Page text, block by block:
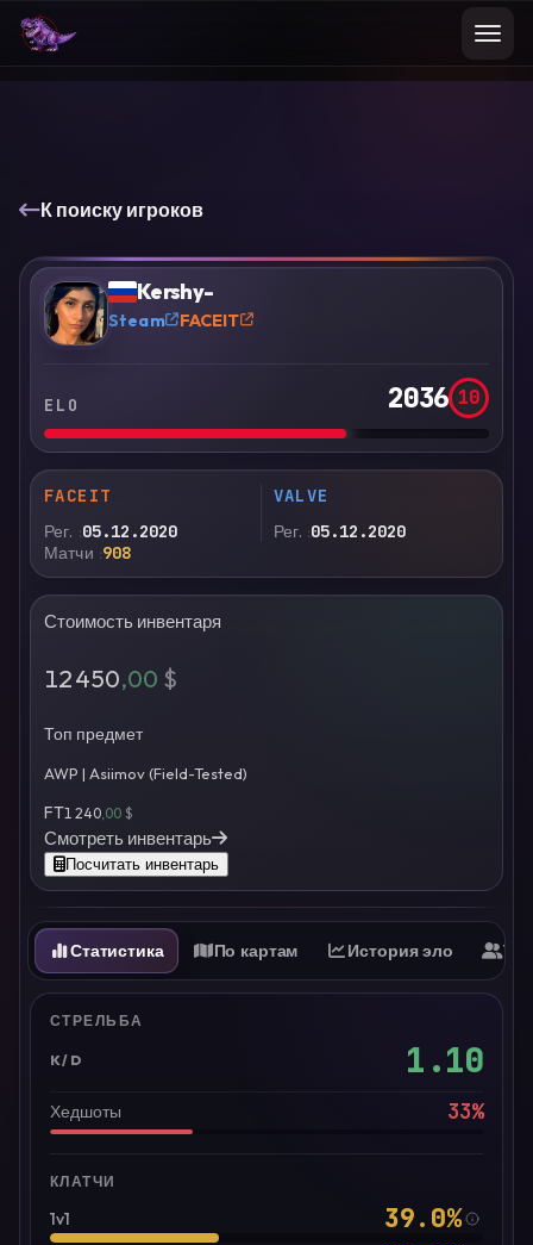
К поиску игроков
? Kershy-
Steam FACEIT
ELO 2036 10
FACEIT
Рег. 05.12.2020
Матчи 908
VALVE
Рег. 05.12.2020
Стоимость инвентаря
12 450,00 $
Топ предмет
AWP | Asiimov (Field-Tested)
FT1 240 ,00 $
Смотреть инвентарь
Посчитать инвентарь
Статистика По картам История эло
СТРЕЛЬБА
K/D 1.10
Хедшоты 33%
КЛАТЧИ
1v1 39.0%